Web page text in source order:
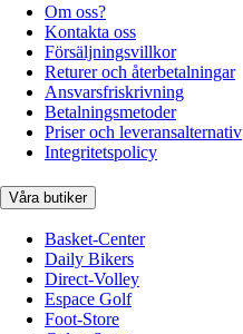
Om oss?
Kontakta oss
Försäljningsvillkor
Returer och återbetalningar
Ansvarsfriskrivning
Betalningsmetoder
Priser och leveransalternativ
Integritetspolicy
Våra butiker
Basket-Center
Daily Bikers
Direct-Volley
Espace Golf
Foot-Store